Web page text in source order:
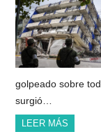
golpeado sobre
surgió…
LEER MÁS